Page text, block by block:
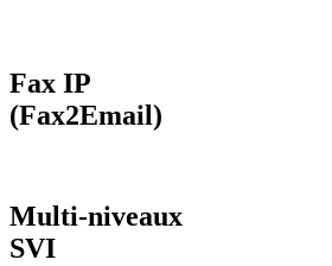
Fax IP
(Fax2Email)
Multi-niveaux
SVI